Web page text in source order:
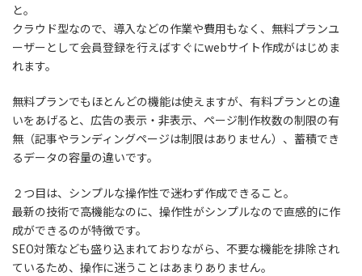
と。
クラウド型なので、導入などの作業や費用もなく、無料プランユ
ーザーとして会員登録を行えばすぐにwebサイト作成がはじめま
れます。
無料プランでもほとんどの機能は使えますが、有料プランとの違
いをあげると、広告の表示・非表示、ページ制作枚数の制限の有
無（記事やランディングページは制限はありません）、蓄積でき
るデータの容量の違いです。
２つ目は、シンプルな操作性で迷わず作成できること。
最新の技術で高機能なのに、操作性がシンプルなので直感的に作
成ができるのが特徴です。
SEO対策なども盛り込まれておりながら、不要な機能を排除され
ているため、操作に迷うことはあまりありません。